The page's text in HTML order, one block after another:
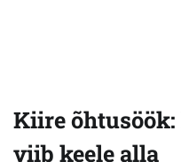
Kiire õhtusöök:
viib keele alla